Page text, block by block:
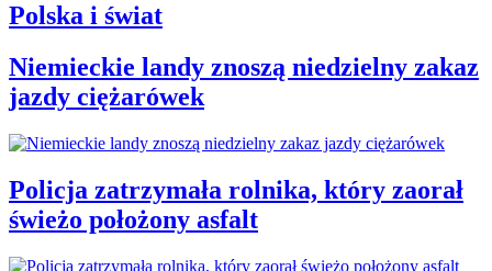
Polska i świat
Niemieckie landy znoszą niedzielny zakaz
jazdy ciężarówek
Policja zatrzymała rolnika, który zaorał
świeżo położony asfalt